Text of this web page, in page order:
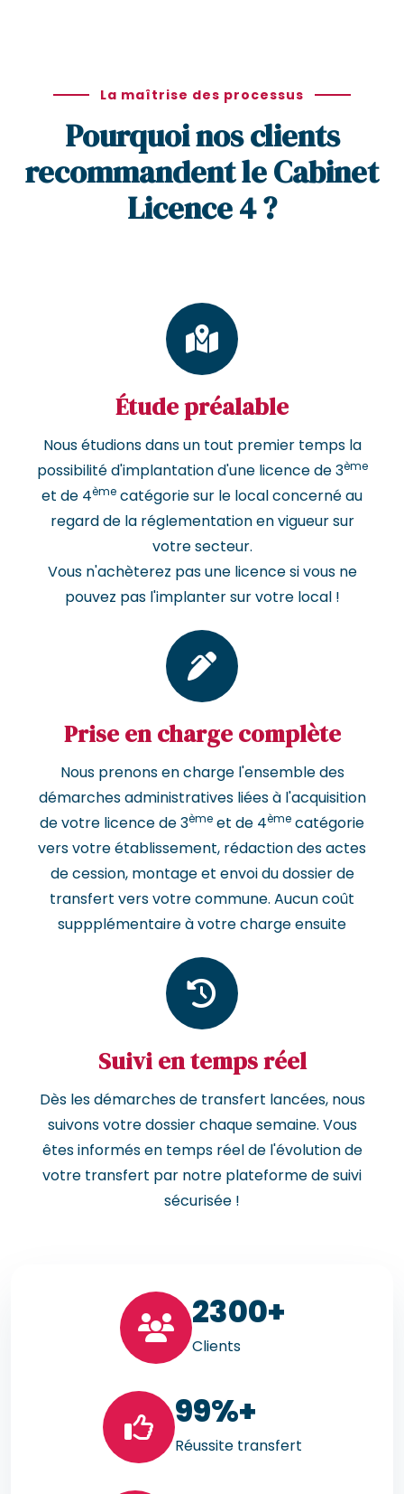
La maîtrise des processus
Pourquoi nos clients
recommandent le Cabinet
Licence 4 ?
Étude préalable
Nous étudions dans un tout premier temps la
possibilité d'implantation d'une licence de 3ème
et de 4ème catégorie sur le local concerné au
regard de la réglementation en vigueur sur
votre secteur.
Vous n'achèterez pas une licence si vous ne
pouvez pas l'implanter sur votre local !
Prise en charge complète
Nous prenons en charge l'ensemble des
démarches administratives liées à l'acquisition
de votre licence de 3ème et de 4ème catégorie
vers votre établissement, rédaction des actes
de cession, montage et envoi du dossier de
transfert vers votre commune. Aucun coût
suppplémentaire à votre charge ensuite
Suivi en temps réel
Dès les démarches de transfert lancées, nous
suivons votre dossier chaque semaine. Vous
êtes informés en temps réel de l'évolution de
votre transfert par notre plateforme de suivi
sécurisée !
2300+
Clients
99%+
Réussite transfert